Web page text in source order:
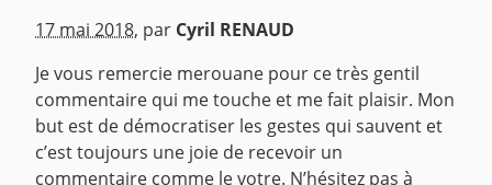
^
17 mai 2018, par Cyril RENAUD
Je vous remercie merouane pour ce très gentil
commentaire qui me touche et me fait plaisir. Mon
but est de démocratiser les gestes qui sauvent et
c’est toujours une joie de recevoir un
commentaire comme le votre. N’hésitez pas à